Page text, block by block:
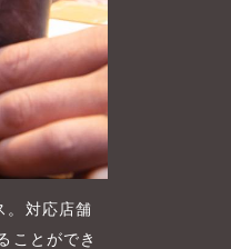
。対応店舗
ことができ